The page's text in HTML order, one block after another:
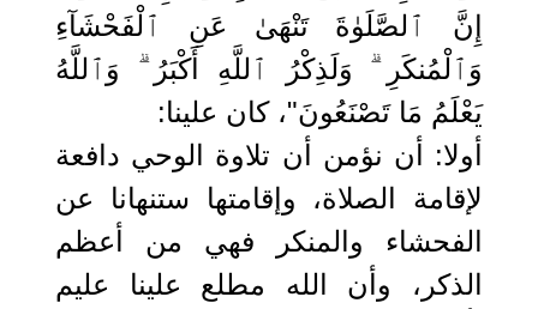
إِنَّ ٱلصَّلَوٰةَ تَنْهَىٰ عَنِ ٱلْفَحْشَآءِ
وَٱلْمُنكَرِ ۗ وَلَذِكْرُ ٱللَّهِ أَكْبَرُ ۗ وَٱللَّهُ
يَعْلَمُ مَا تَصْنَعُونَ"، كان علينا:
أولا: أن نؤمن أن تلاوة الوحي دافعة
لإقامة الصلاة، وإقامتها ستنهانا عن
الفحشاء والمنكر فهي من أعظم
الذكر، وأن الله مطلع علينا عليم